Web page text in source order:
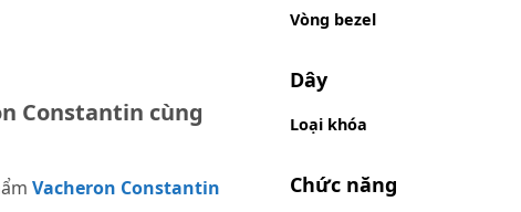
Constantin cùng
Vacheron Constantin
Vòng bezel
Dây
Loại khóa
Chức năng